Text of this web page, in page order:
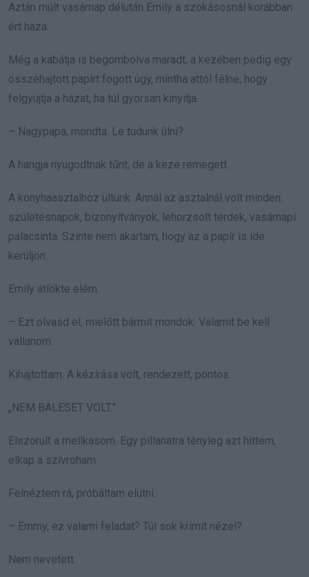
Aztán múlt vasárnap délután Emily a szokásosnál korábban
ért haza.
Még a kabátja is begombolva maradt, a kezében pedig egy
összehajtott papírt fogott úgy, mintha attól félne, hogy
felgyújtja a házat, ha túl gyorsan kinyitja.
– Nagypapa, mondta. Le tudunk ülni?
A hangja nyugodtnak tűnt, de a keze remegett.
A konyhaasztalhoz ültünk. Annál az asztalnál volt minden:
születésnapok, bizonyítványok, lehorzsolt térdek, vasárnapi
palacsinta. Szinte nem akartam, hogy az a papír is ide
kerüljön.
Emily átlökte elém.
– Ezt olvasd el, mielőtt bármit mondok. Valamit be kell
vallanom.
Kihajtottam. A kézírása volt, rendezett, pontos.
„NEM BALESET VOLT.”
Elszorult a mellkasom. Egy pillanatra tényleg azt hittem,
elkap a szívroham.
Felnéztem rá, próbáltam elütni.
– Emmy, ez valami feladat? Túl sok krimit nézel?
Nem nevetett.